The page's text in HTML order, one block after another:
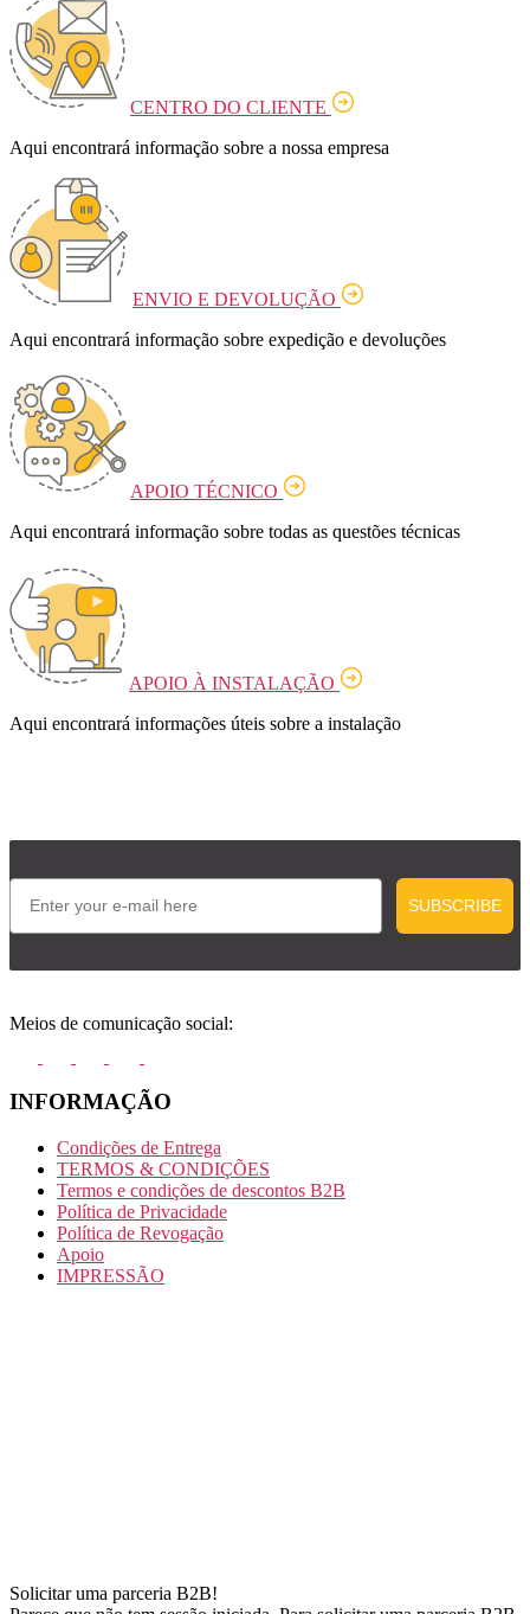
CENTRO DO CLIENTE
Aqui encontrará informação sobre a nossa empresa
ENVIO E DEVOLUÇÃO
Aqui encontrará informação sobre expedição e devoluções
APOIO TÉCNICO
Aqui encontrará informação sobre todas as questões técnicas
APOIO À INSTALAÇÃO
Aqui encontrará informações úteis sobre a instalação
Email
SUBSCRIBE
Meios de comunicação social:
INFORMAÇÃO
Condições de Entrega
TERMOS & CONDIÇÕES
Termos e condições de descontos B2B
Política de Privacidade
Política de Revogação
Apoio
IMPRESSÃO
Solicitar uma parceria B2B!